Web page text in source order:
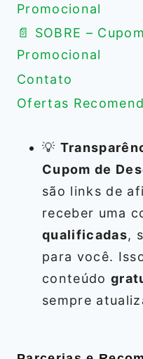
Promocional
📄 SOBRE –
Promocional
Contato
Ofertas
💡
Cupom de
são links de
receber uma
qualificadas,
para você.
conteúdo
sempre